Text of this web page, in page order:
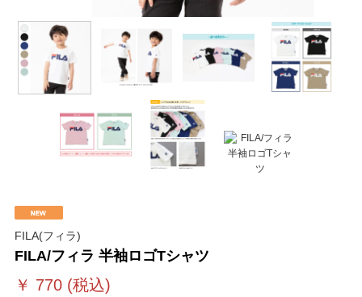
FILA(フィラ)
FILA/フィラ 半袖ロゴTシャツ
￥ 770(税込)